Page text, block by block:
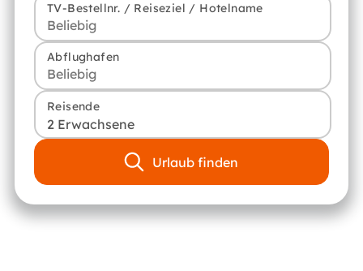
TV-Bestellnr. / Reiseziel / Hotelname
Abflughafen
Reisende
2 Erwachsene
Urlaub finden